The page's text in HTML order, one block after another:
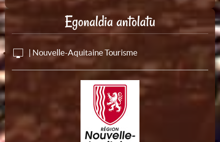
Egonaldia antolatu
| Nouvelle-Aquitaine Tourisme